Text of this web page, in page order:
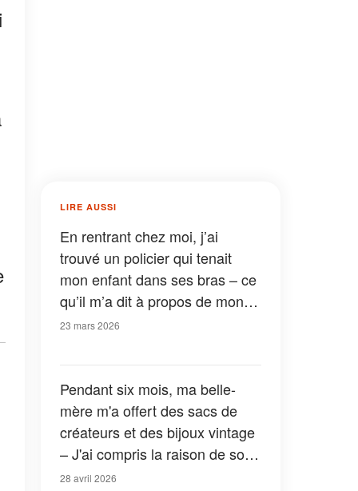
LIRE AUSSI
En rentrant chez moi, j’ai
trouvé un policier qui tenait
mon enfant dans ses bras – ce
qu’il m’a dit à propos de mon
fils aîné a bouleversé toute ma
23 mars 2026
Pendant six mois, ma belle-
mère m'a offert des sacs de
créateurs et des bijoux vintage
– J'ai compris la raison de son
geste lorsque les autorités se
28 avril 2026